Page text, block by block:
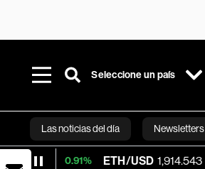
Seleccione un país
Las noticias del día Newsletters
ETH/USD 1,914.543 +0.46%